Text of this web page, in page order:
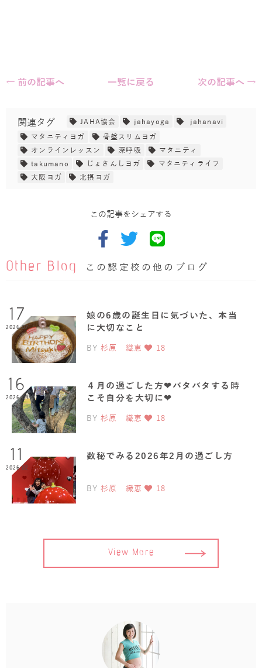
← 前の記事へ 一覧に戻る 次の記事へ →
関連タグ JAHA協会 jahayoga
jahanavi
マタニティヨガ
骨盤スリムヨガ
オンラインレッスン
深呼吸
マタニティ
takumano
じょさんしヨガ
マタニティライフ
大阪ヨガ
北摂ヨガ
この記事をシェアする
Other Blog この認定校の他のブログ
17
2026.07
娘の6歳の誕生日に気づいた、本当
に大切なこと
BY 杉原 織恵 18
16
2026.04
４月の過ごした方❤︎バタバタする時
こそ自分を大切に❤︎
BY 杉原 織恵 18
11
2026.02
数秘でみる2026年2月の過ごし方
BY 杉原 織恵 18
View More